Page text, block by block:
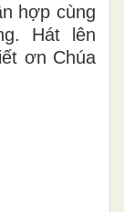
hợp cùng
Hát lên
ơn Chúa